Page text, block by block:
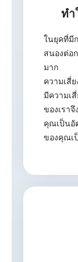
ทำ
ในยุคที่มี
สนองต่อ
มาก ธุร
ความเสี่
มีความเ
ของเรา
คุณเป็นอั
ของคุณเ